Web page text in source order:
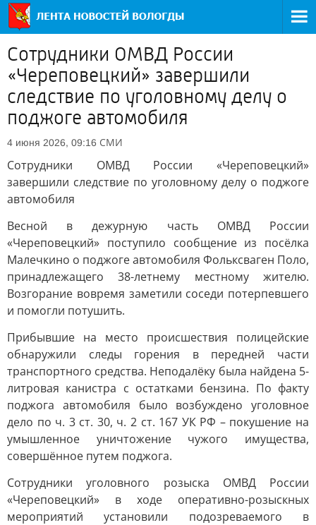
Сотрудники ОМВД России
«Череповецкий» завершили
следствие по уголовному делу о
поджоге автомобиля
4 июня 2026, 09:16 СМИ
Сотрудники ОМВД России «Череповецкий»
завершили следствие по уголовному делу о поджоге
автомобиля
Весной в дежурную часть ОМВД России
«Череповецкий» поступило сообщение из посёлка
Малечкино о поджоге автомобиля Фольксваген Поло,
принадлежащего 38-летнему местному жителю.
Возгорание вовремя заметили соседи потерпевшего
и помогли потушить.
Прибывшие на место происшествия полицейские
обнаружили следы горения в передней части
транспортного средства. Неподалёку была найдена 5-
литровая канистра с остатками бензина. По факту
поджога автомобиля было возбуждено уголовное
дело по ч. 3 ст. 30, ч. 2 ст. 167 УК РФ – покушение на
умышленное уничтожение чужого имущества,
совершённое путем поджога.
Сотрудники уголовного розыска ОМВД России
«Череповецкий» в ходе оперативно-розыскных
мероприятий установили подозреваемого в